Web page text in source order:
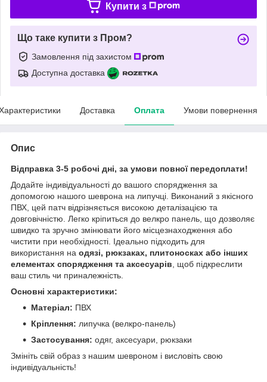
Купити з
Що таке купити з Пром?
Замовлення під захистом
Доступна доставка
Доставка Оплата Умови повернення
Опис
Відправка 3-5 робочі дні, за умови повної передоплати!
Додайте індивідуальності до вашого спорядження за
допомогою нашого шеврона на липучці. Виконаний з якісного
ПВХ, цей патч відрізняється високою деталізацією та
довговічністю. Легко кріпиться до велкро панель, що дозволяє
швидко та зручно змінювати його місцезнаходження або
чистити при необхідності. Ідеально підходить для
використання на одязі, рюкзаках, плитоносках або інших
елементах спорядження та аксесуарів , щоб підкреслити
ваш стиль чи приналежність.
Основні характеристики:
Матеріал: ПВХ
Кріплення: липучка (велкро-панель)
Застосування: одяг, аксесуари, рюкзаки
Змініть свій образ з нашим шевроном і висловіть свою
індивідуальність!